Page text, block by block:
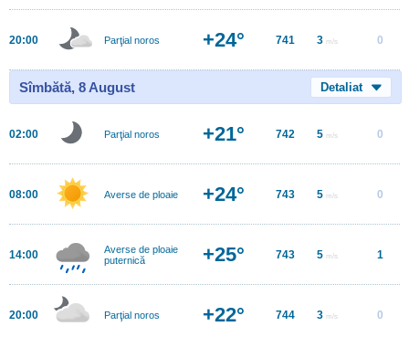
20:00 Parţial noros +24° 741 3 m/s 0
Sîmbătă, 8 August Detaliat
02:00 Parţial noros +21° 742 5 m/s 0
08:00 Averse de ploaie +24° 743 5 m/s 0
14:00
Averse de ploaie
puternică
+25° 743 5 m/s 1
20:00 Parţial noros +22° 744 3 m/s 0